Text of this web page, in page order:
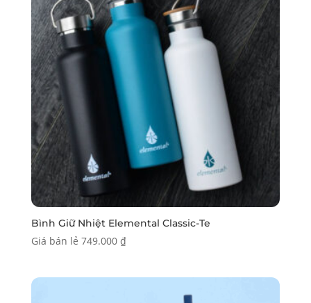
Bình Giữ Nhiệt Elemental Classic-Te
Giá bán lẻ 749.000 ₫